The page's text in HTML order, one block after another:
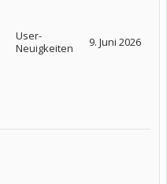
User-
Neuigkeiten
9. Juni 2026